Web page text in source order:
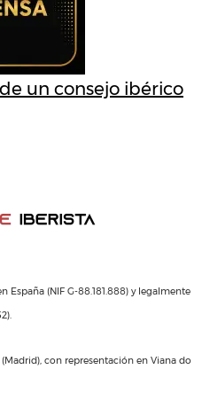
un consejo ibérico
España (NIF G-88.181.888) y legalmente
con representación en Viana do